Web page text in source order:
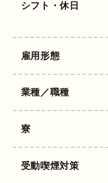
シフト・休日
雇用形態
業種／職種
寮
受動喫煙対策